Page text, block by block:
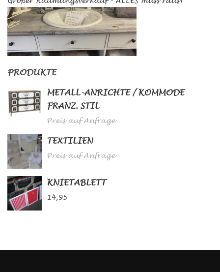
PRODUKTE
METALL-ANRICHTE / KOMMODE
FRANZ. STIL
Preis auf Anfrage
TEXTILIEN
Preis auf Anfrage
KNIETABLETT
14,95